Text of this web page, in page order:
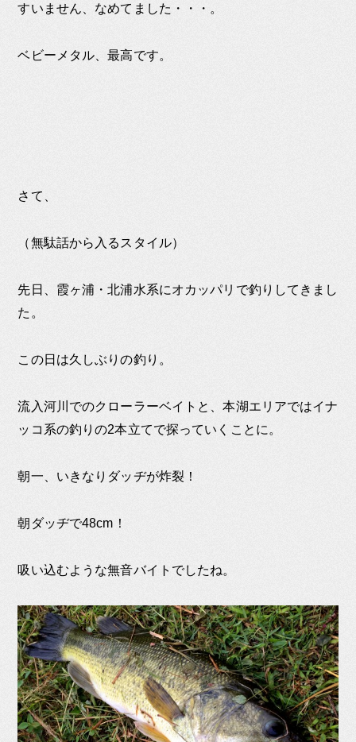
すいません、なめてました・・・。
ベビーメタル、最高です。
さて、
（無駄話から入るスタイル）
先日、霞ヶ浦・北浦水系にオカッパリで釣りしてきまし
た。
この日は久しぶりの釣り。
流入河川でのクローラーベイトと、本湖エリアではイナ
ッコ系の釣りの2本立てで探っていくことに。
朝一、いきなりダッヂが炸裂！
朝ダッヂで48cm！
吸い込むような無音バイトでしたね。